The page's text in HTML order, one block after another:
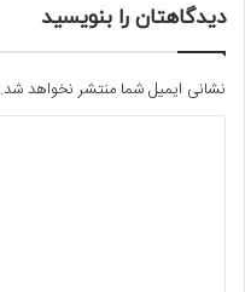
دیدگاهتان را بنویسید
نشانی ایمیل شما منتشر نخواهد شد.